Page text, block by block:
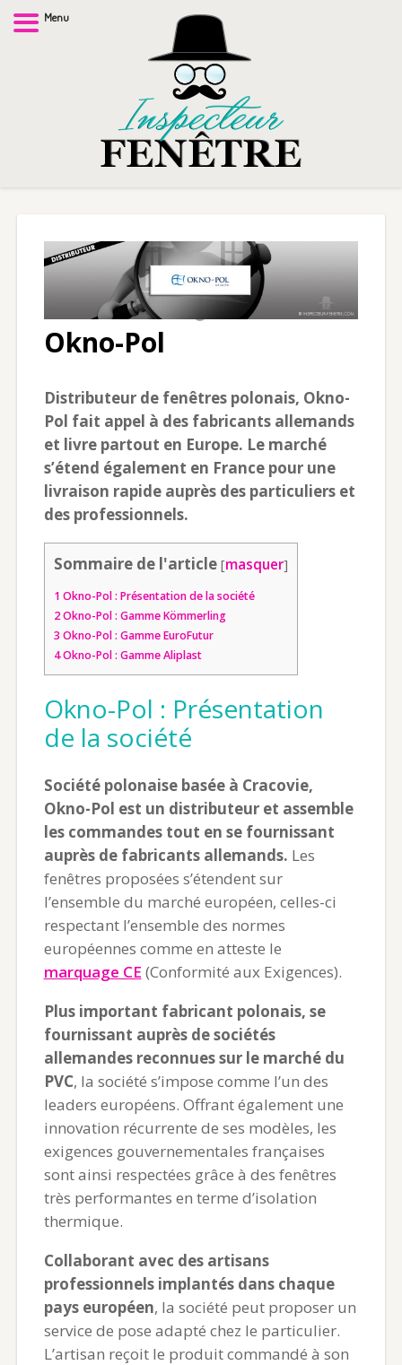
Okno-Pol
Distributeur de fenêtres polonais, Okno-
Pol fait appel à des fabricants allemands
et livre partout en Europe. Le marché
s’étend également en France pour une
livraison rapide auprès des particuliers et
des professionnels.
Sommaire de l'article [masquer]
1 Okno-Pol : Présentation de la société
2Okno-Pol : Gamme Kömmerling
3Okno-Pol : Gamme EuroFutur
4Okno-Pol : Gamme Aliplast
Okno-Pol : Présentation
de la société
Société polonaise basée à Cracovie,
Okno-Pol est un distributeur et assemble
les commandes tout en se fournissant
auprès de fabricants allemands. Les
fenêtres proposées s’étendent sur
l’ensemble du marché européen, celles-ci
respectant l’ensemble des normes
européennes comme en atteste le
marquage CE (Conformité aux Exigences).
Plus important fabricant polonais, se
fournissant auprès de sociétés
allemandes reconnues sur le marché du
PVC, la société s’impose comme l’un des
leaders européens. Offrant également une
innovation récurrente de ses modèles, les
exigences gouvernementales françaises
sont ainsi respectées grâce à des fenêtres
très performantes en terme d’isolation
thermique.
Collaborant avec des artisans
professionnels implantés dans chaque
pays européen, la société peut proposer un
service de pose adapté chez le particulier.
L’artisan reçoit le produit commandé à son
Menu